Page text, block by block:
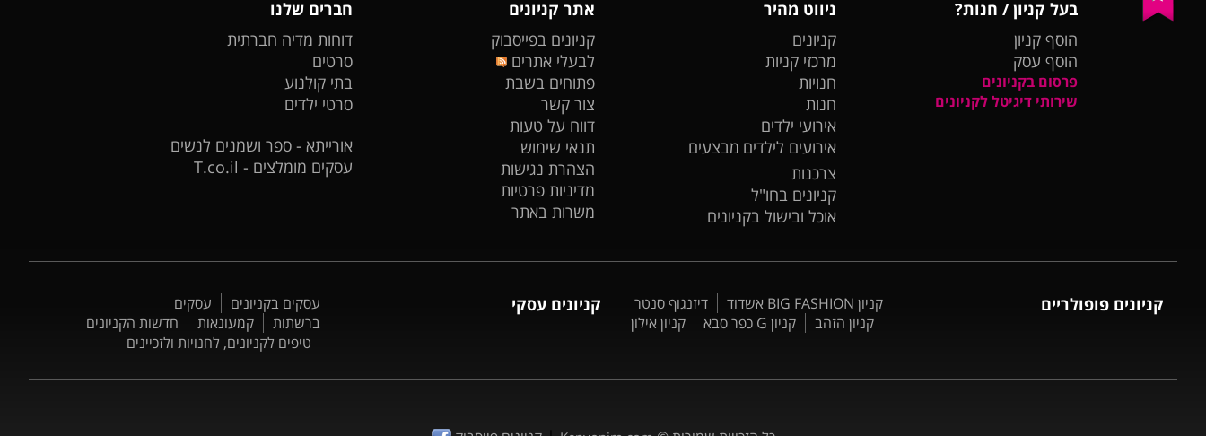
בעל קניון / חנות?
הוסף קניון
הוסף עסק
פרסום בקניונים
שירותי דיגיטל לקניונים
ניווט מהיר
קניונים
מרכזי קניות
חנויות
חנות
אירועי ילדים
אירועים לילדים מבצעים
צרכנות
קניונים בחו"ל
אוכל ובישול בקניונים
אתר קניונים
קניונים בפייסבוק
לבעלי אתרים
פתוחים בשבת
צור קשר
דווח על טעות
תנאי שימוש
הצהרת נגישות
מדיניות פרטיות
משרות באתר
חברים שלנו
דוחות מדיה חברתית
סרטים
בתי קולנוע
סרטי ילדים
אורייתא - ספר ושמנים לנשים
עסקים מומלצים - T.co.il
קניונים פופולריים קניון BIG FASHION אשדוד
דיזנגוף סנטר
קניון הזהב
קניון G כפר סבא קניון אילון
קניונים עסקי עסקים בקניונים
עסקים
ברשתות
קמעונאות
חדשות הקניונים
טיפים לקניונים, לחנויות ולזכיינים